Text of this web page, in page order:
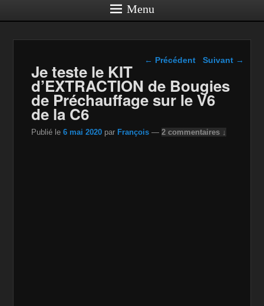
Menu
Navigation dans les
← Précédent Suivant →
Je teste le KIT
d’EXTRACTION de Bougies
de Préchauffage sur le V6
de la C6
Publié le6 mai 2020 par François —2 commentaires ↓